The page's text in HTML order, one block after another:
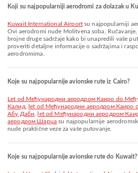
Koji su najpopularniji aerodromi za dolazak u
Kuwait International Airportsu najpopularniji
Ovi aerodromi nude Molitvena soba,
brojne druge sadržaje kako bi unapredili vaše
proveriti detaljne informacije o sadržajima i
aerodromima.
Koje su najpopularnije avionske rute iz Cairo?
let od Међународни аеродром Каиро do Међународни аеродром Краљ
Калид
let od Међународни аеродром Каиро
Абу Даби
let od Међународни аеродром
аеродром Шарџаsu najpopularnije
nude praktične veze za vaše putovanje.
Koje su najpopularnije avionske rute do Kuwait?